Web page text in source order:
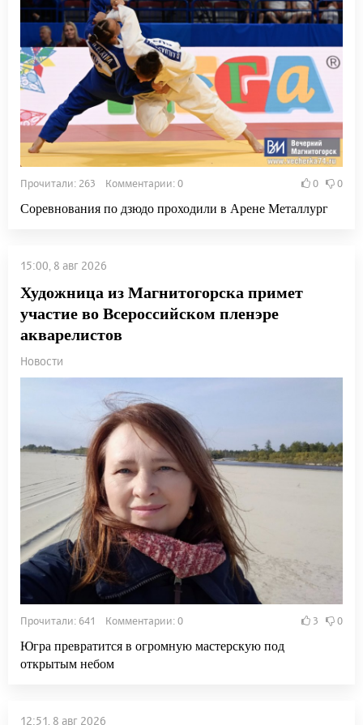
Прочитали: 263 Комментарии: 0 0 0
Соревнования по дзюдо проходили в Арене Металлург
15:00, 8 авг 2026
Художница из Магнитогорска примет
участие во Всероссийском пленэре
акварелистов
Новости
Прочитали: 641 Комментарии: 0 3 0
Югра превратится в огромную мастерскую под
открытым небом
12:51, 8 авг 2026